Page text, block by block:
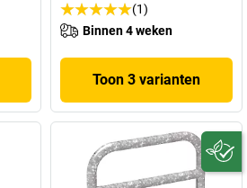
(1)
Binnen 4 weken
Toon 3 varianten